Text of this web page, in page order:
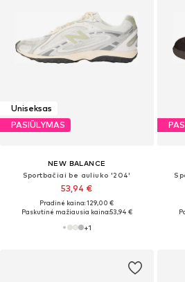
Uniseksas
PASIŪLYMAS
NEW BALANCE
Sportbačiai be auliuko '204'
53,94 €
Pradinė kaina: 129,00 €
Paskutinė mažiausia kaina:53,94 €
+1